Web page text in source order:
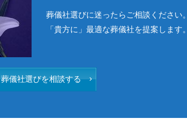
葬儀社選びに迷ったらご相談ください。
「貴方に」最適な葬儀社を提案します。
葬儀社選びを相談する